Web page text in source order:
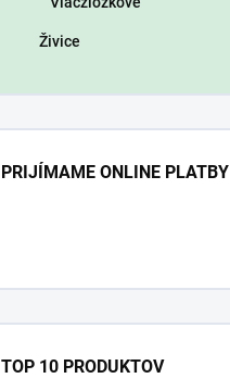
Živice
PRIJÍMAME ONLINE PLATBY
TOP 10 PRODUKTOV